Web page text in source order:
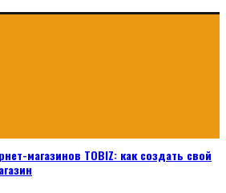
магазинов TOBIZ: как создать свой